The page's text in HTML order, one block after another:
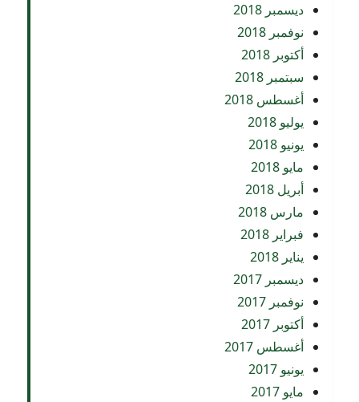
ديسمبر 2018
نوفمبر 2018
أكتوبر 2018
سبتمبر 2018
أغسطس 2018
يوليو 2018
يونيو 2018
مايو 2018
أبريل 2018
مارس 2018
فبراير 2018
يناير 2018
ديسمبر 2017
نوفمبر 2017
أكتوبر 2017
أغسطس 2017
يونيو 2017
مايو 2017